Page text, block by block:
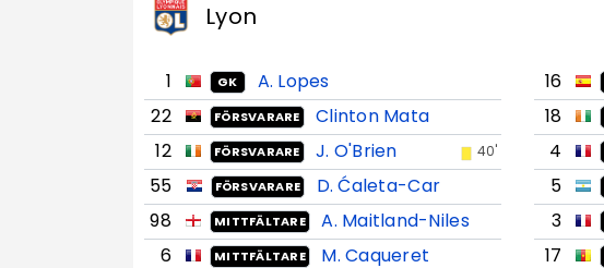
Lyon
1 GK
A. Lopes
22
FÖRSVARARE
Clinton Mata
12
FÖRSVARARE J. O'Brien 40'
55 FÖRSVARARE
D. Ćaleta-Car
98
MITTFÄLTARE
A. Maitland-Niles
6
MITTFÄLTARE
M. Caqueret
16
18
4
5
3
17